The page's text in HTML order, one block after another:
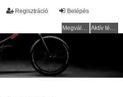
Belépés
Regisztráció
Megválaszolatlan témák Aktív témák